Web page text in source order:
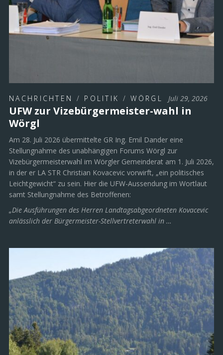
NACHRICHTEN / POLITIK /WÖRGL Juli 29, 2026
UFW zur Vizebürgermeister-wahl in
Wörgl
Am 28. Juli 2026 übermittelte GR Ing. Emil Dander eine
Stellungnahme des unabhängigen Forums Wörgl zur
Vizebürgermeisterwahl im Wörgler Gemeinderat am 1. Juli 2026,
in der er LA STR Christian Kovacevic vorwirft, „ein politisches
Leichtgewicht“ zu sein. Hier die UFW-Aussendung im Wortlaut
samt Stellungnahme des Betroffenen:
„Die Ausführungen des Herren Landtagsabgeordneten Kovacevic
anlässlich der Bürgermeister-Stellvertreterwahl in …